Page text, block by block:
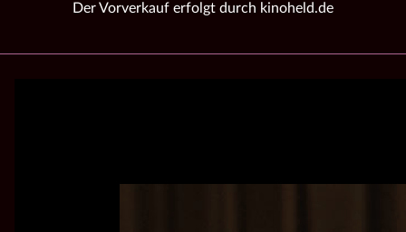
Der Vorverkauf erfolgt durch kinoheld.de